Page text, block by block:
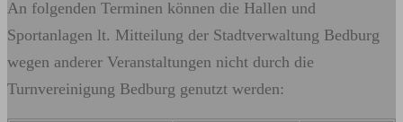
An folgenden Terminen können die Hallen und
Sportanlagen lt. Mitteilung der Stadtverwaltung Bedburg
wegen anderer Veranstaltungen nicht durch die
Turnvereinigung Bedburg genutzt werden: